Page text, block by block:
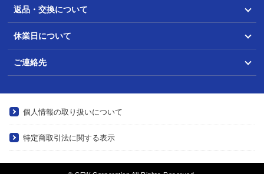
返品・交換について
休業日について
ご連絡先
個人情報の取り扱いについて
特定商取引法に関する表示